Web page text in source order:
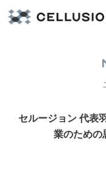
セルージョン 代表
業のための